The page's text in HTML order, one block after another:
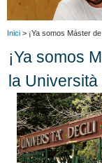
Inici > ¡Ya somos Máster
¡Ya somos
la